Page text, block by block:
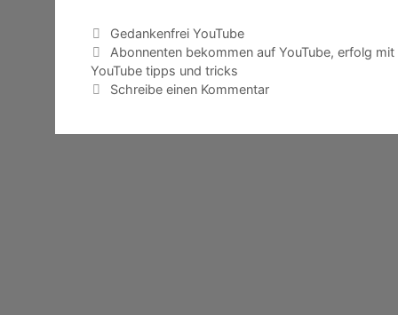
Kategorien
Gedankenfrei YouTube
Schlagwörter
Abonnenten bekommen auf YouTube, erfolg mit
YouTube tipps und tricks
Schreibe einen Kommentar